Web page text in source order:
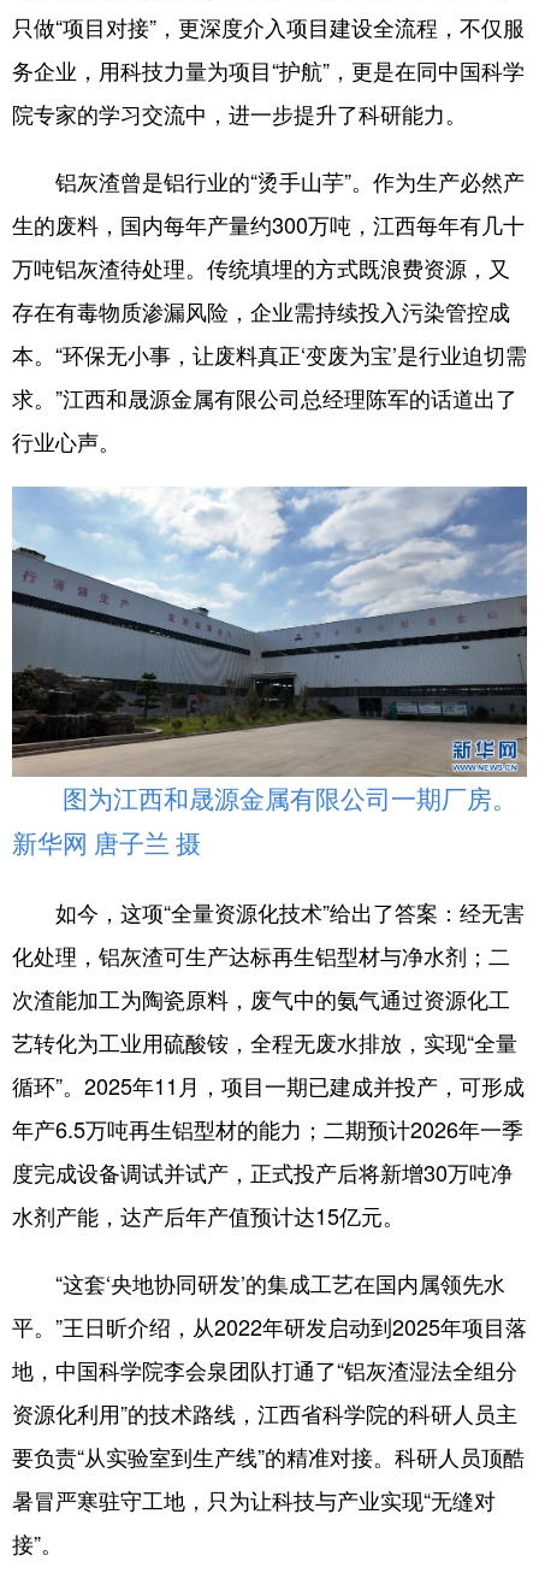
只做“项目对接”，更深度介入项目建设全流程，不仅服
务企业，用科技力量为项目“护航”，更是在同中国科学
院专家的学习交流中，进一步提升了科研能力。
铝灰渣曾是铝行业的“烫手山芋”。作为生产必然产
生的废料，国内每年产量约300万吨，江西每年有几十
万吨铝灰渣待处理。传统填埋的方式既浪费资源，又
存在有毒物质渗漏风险，企业需持续投入污染管控成
本。“环保无小事，让废料真正‘变废为宝’是行业迫切需
求。”江西和晟源金属有限公司总经理陈军的话道出了
行业心声。
图为江西和晟源金属有限公司一期厂房。
新华网 唐子兰 摄
如今，这项“全量资源化技术”给出了答案：经无害
化处理，铝灰渣可生产达标再生铝型材与净水剂；二
次渣能加工为陶瓷原料，废气中的氨气通过资源化工
艺转化为工业用硫酸铵，全程无废水排放，实现“全量
循环”。2025年11月，项目一期已建成并投产，可形成
年产6.5万吨再生铝型材的能力；二期预计2026年一季
度完成设备调试并试产，正式投产后将新增30万吨净
水剂产能，达产后年产值预计达15亿元。
“这套‘央地协同研发’的集成工艺在国内属领先水
平。”王日昕介绍，从2022年研发启动到2025年项目落
地，中国科学院李会泉团队打通了“铝灰渣湿法全组分
资源化利用”的技术路线，江西省科学院的科研人员主
要负责“从实验室到生产线”的精准对接。科研人员顶酷
暑冒严寒驻守工地，只为让科技与产业实现“无缝对
接”。